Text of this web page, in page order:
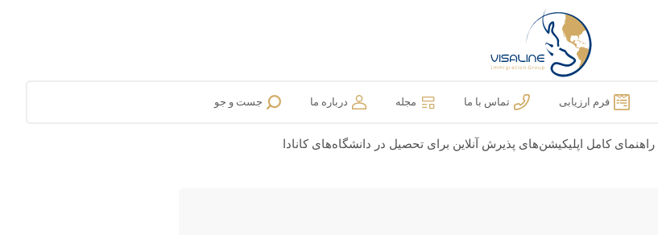
فرم ارزیابی تماس با ما مجله درباره ما جست و جو
راهنمای کامل اپلیکیشن‌های پذیرش آنلاین برای تحصیل در دانشگاه‌های کانادا